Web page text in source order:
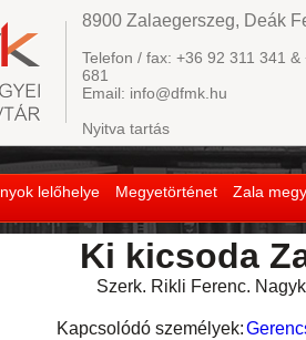
lelőhelye Megyetörténet Zala
8900 Zalaegerszeg, Deák
Telefon / fax: +36 92 311 341 &
681
Email: info@dfmk.hu
Nyitva tartás
Ki kicsoda
Szerk. Rikli Ferenc.
Kapcsolódó személyek: